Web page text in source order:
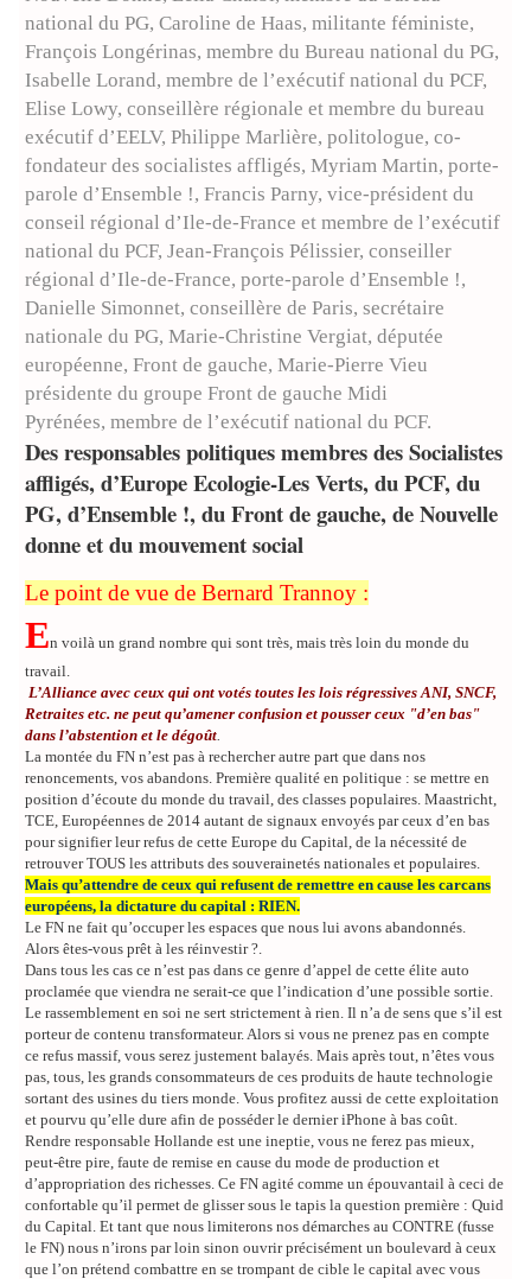
national du PG, Caroline de Haas, militante féministe,
François Longérinas, membre du Bureau national du PG,
Isabelle Lorand, membre de l’exécutif national du PCF,
Elise Lowy, conseillère régionale et membre du bureau
exécutif d’EELV, Philippe Marlière, politologue, co-
fondateur des socialistes affligés, Myriam Martin, porte-
parole d’Ensemble !, Francis Parny, vice-président du
conseil régional d’Ile-de-France et membre de l’exécutif
national du PCF, Jean-François Pélissier, conseiller
régional d’Ile-de-France, porte-parole d’Ensemble !,
Danielle Simonnet, conseillère de Paris, secrétaire
nationale du PG, Marie-Christine Vergiat, députée
européenne, Front de gauche, Marie-Pierre Vieu
présidente du groupe Front de gauche Midi
Pyrénées, membre de l’exécutif national du PCF.
Des responsables politiques membres des Socialistes
affligés, d’Europe Ecologie-Les Verts, du PCF, du
PG, d’Ensemble !, du Front de gauche, de Nouvelle
donne et du mouvement social
Le point de vue de Bernard Trannoy :
En voilà un grand nombre qui sont très, mais très loin du monde du
travail.
L’Alliance avec ceux qui ont votés toutes les lois régressives ANI, SNCF,
Retraites etc. ne peut qu’amener confusion et pousser ceux "d’en bas"
dans l’abstention et le dégoût
La montée du FN n’est pas à rechercher autre part que dans nos
renoncements, vos abandons. Première qualité en politique : se mettre en
position d’écoute du monde du travail, des classes populaires. Maastricht,
TCE, Européennes de 2014 autant de signaux envoyés par ceux d’en bas
pour signifier leur refus de cette Europe du Capital, de la nécessité de
retrouver TOUS les attributs des souverainetés nationales et populaires.
Mais qu’attendre de ceux qui refusent de remettre en cause les carcans
européens, la dictature du capital : RIEN.
Le FN ne fait qu’occuper les espaces que nous lui avons abandonnés.
Alors êtes-vous prêt à les réinvestir ?.
Dans tous les cas ce n’est pas dans ce genre d’appel de cette élite auto
proclamée que viendra ne serait-ce que l’indication d’une possible sortie.
Le rassemblement en soi ne sert strictement à rien. Il n’a de sens que s’il est
porteur de contenu transformateur. Alors si vous ne prenez pas en compte
ce refus massif, vous serez justement balayés. Mais après tout, n’êtes vous
pas, tous, les grands consommateurs de ces produits de haute technologie
sortant des usines du tiers monde. Vous profitez aussi de cette exploitation
et pourvu qu’elle dure afin de posséder le dernier iPhone à bas coût.
Rendre responsable Hollande est une ineptie, vous ne ferez pas mieux,
peut-être pire, faute de remise en cause du mode de production et
d’appropriation des richesses. Ce FN agité comme un épouvantail à ceci de
confortable qu’il permet de glisser sous le tapis la question première : Quid
du Capital. Et tant que nous limiterons nos démarches au CONTRE (fusse
le FN) nous n’irons par loin sinon ouvrir précisément un boulevard à ceux
que l’on prétend combattre en se trompant de cible le capital avec vous